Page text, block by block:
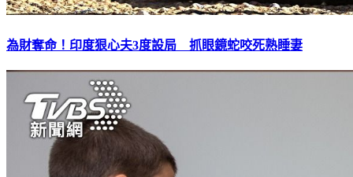
為財奪命！印度狠心夫3度設局 抓眼鏡蛇咬死熟睡妻